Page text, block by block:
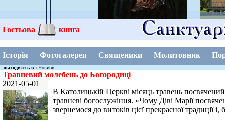
Гостьова книга
Історія Фотогалерея Священики Молитовник
знаходитесь в : Новини
Травневий молебень до Богородиці
2021-05-01
В Католицькій Церкві місяць травень
травневі богослужіння. «Чому Діві Марії
звернемося до витоків цієї прекрасної традиції